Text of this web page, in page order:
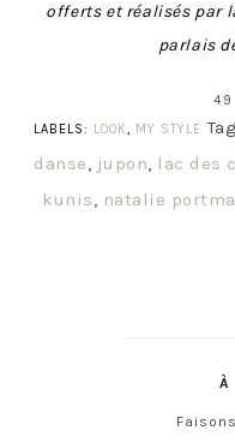
offerts et réalisés par
parlais
49
LABELS:
LOOK, MY STYLE
danse, jupon, lac des
kunis, natalie
À